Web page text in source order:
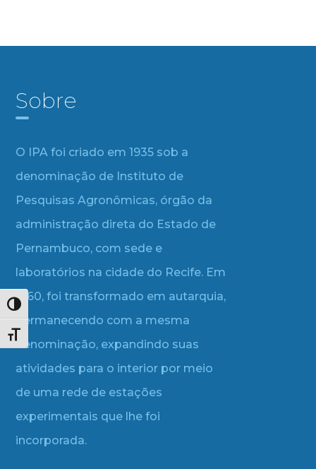
Alternar alto contraste
Alternar tamanho da fonte
Sobre
O IPA foi criado em 1935 sob a
denominação de Instituto de
Pesquisas Agronômicas, órgão da
administração direta do Estado de
Pernambuco, com sede e
laboratórios na cidade do Recife. Em
1960, foi transformado em autarquia,
permanecendo com a mesma
denominação, expandindo suas
atividades para o interior por meio
de uma rede de estações
experimentais que lhe foi
incorporada.